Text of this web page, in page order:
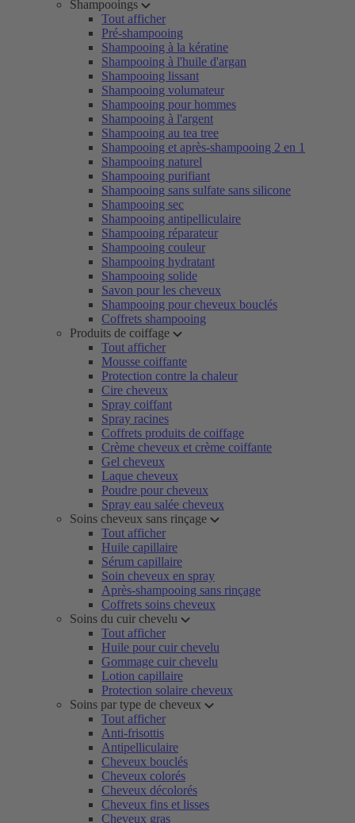
Shampooings
Tout afficher
Pré-shampooing
Shampooing à la kératine
Shampooing à l'huile d'argan
Shampooing lissant
Shampooing volumateur
Shampooing pour hommes
Shampooing à l'argent
Shampooing au tea tree
Shampooing et après-shampooing 2 en 1
Shampooing naturel
Shampooing purifiant
Shampooing sans sulfate sans silicone
Shampooing sec
Shampooing antipelliculaire
Shampooing réparateur
Shampooing couleur
Shampooing hydratant
Shampooing solide
Savon pour les cheveux
Shampooing pour cheveux bouclés
Coffrets shampooing
Produits de coiffage
Tout afficher
Mousse coiffante
Protection contre la chaleur
Cire cheveux
Spray coiffant
Spray racines
Coffrets produits de coiffage
Crème cheveux et crème coiffante
Gel cheveux
Laque cheveux
Poudre pour cheveux
Spray eau salée cheveux
Soins cheveux sans rinçage
Tout afficher
Huile capillaire
Sérum capillaire
Soin cheveux en spray
Après-shampooing sans rinçage
Coffrets soins cheveux
Soins du cuir chevelu
Tout afficher
Huile pour cuir chevelu
Gommage cuir chevelu
Lotion capillaire
Protection solaire cheveux
Soins par type de cheveux
Tout afficher
Anti-frisottis
Antipelliculaire
Cheveux bouclés
Cheveux colorés
Cheveux décolorés
Cheveux fins et lisses
Cheveux gras